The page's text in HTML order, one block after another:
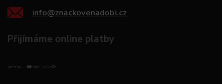
info@znackovenadobi.cz
Přijímáme online platby